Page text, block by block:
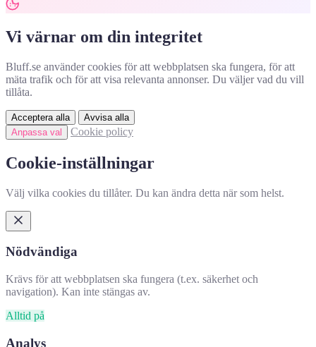
Vi värnar om din integritet
Bluff.se använder cookies för att webbplatsen ska fungera, för att
mäta trafik och för att visa relevanta annonser. Du väljer vad du vill
tillåta.
Acceptera alla
Avvisa alla
Anpassa val
Cookie policy
Cookie-inställningar
Välj vilka cookies du tillåter. Du kan ändra detta när som helst.
Nödvändiga
Krävs för att webbplatsen ska fungera (t.ex. säkerhet och
navigation). Kan inte stängas av.
Alltid på
Analys